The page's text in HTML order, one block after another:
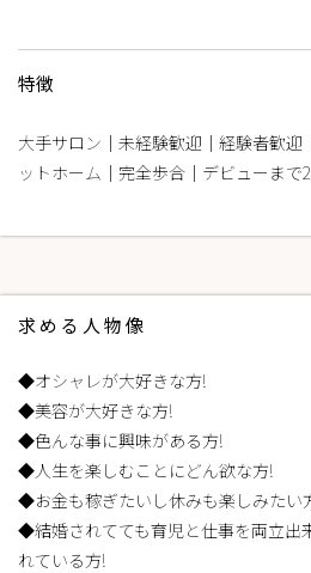
特徴
大手サロン｜未経験歓迎｜経験者歓迎
ットホーム｜完全歩合｜デビューまで
求める人物像
◆オシャレが大好きな方!
◆美容が大好きな方!
◆色んな事に興味がある方!
◆人生を楽しむことにどん欲な方!
◆お金も稼ぎたいし休みも楽しみたい
◆結婚されてても育児と仕事を両立出
れている方!